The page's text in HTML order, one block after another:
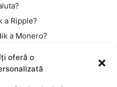
oferă o
a Ripple?
a Monero?